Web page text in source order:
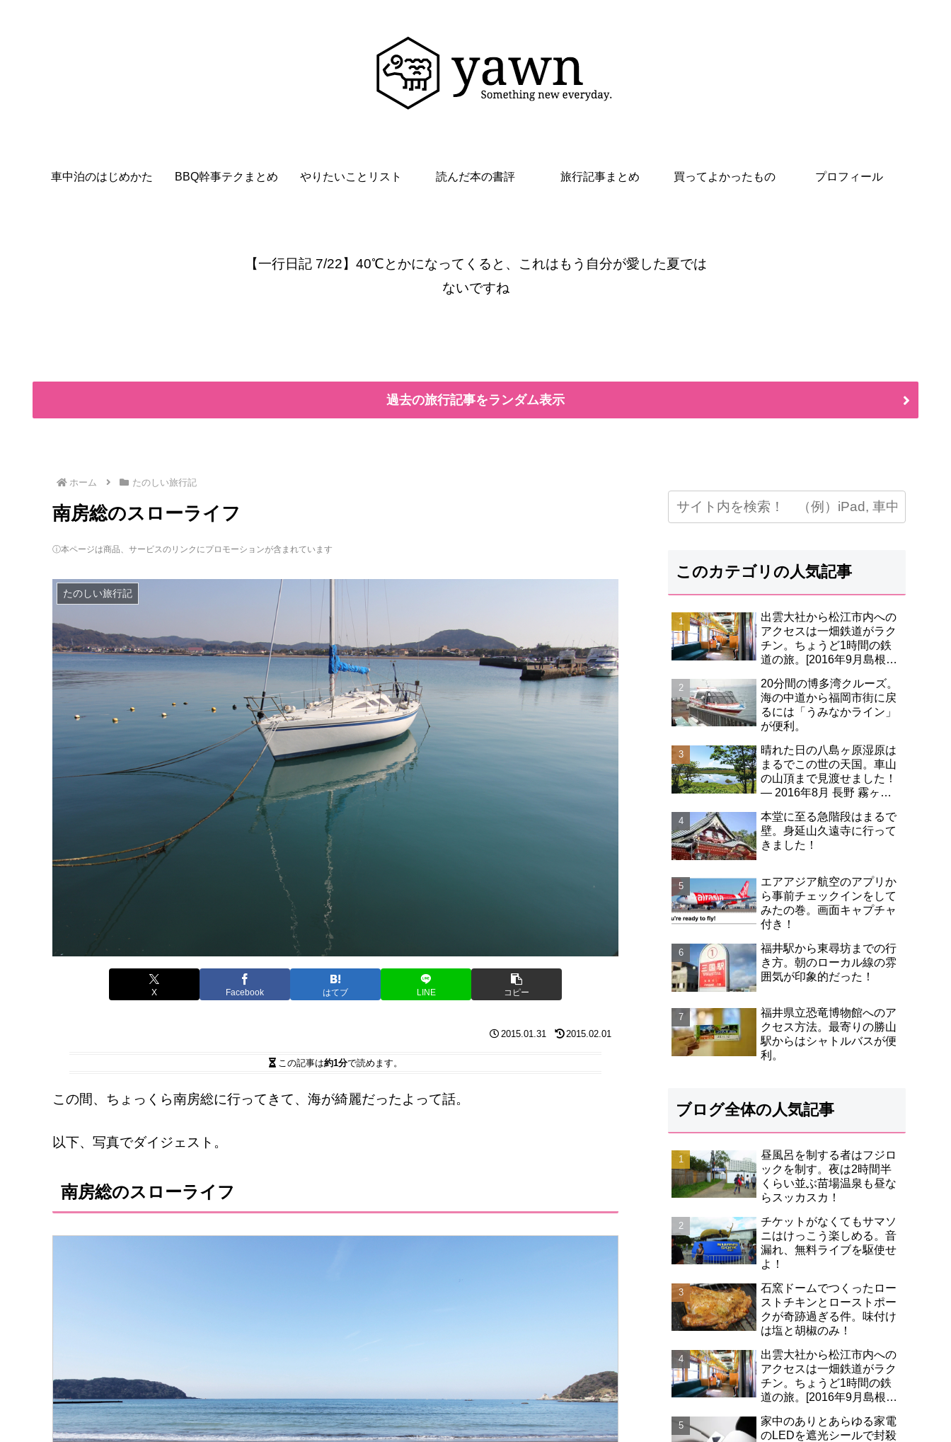
車中泊のはじめかた BBQ幹事テクまとめ やりたいことリスト 読んだ本の書評 旅行記事まとめ 買ってよかったもの プロフィール
【一行日記 7/22】40℃とかになってくると、これはもう自分が愛した夏では
ないですね
過去の旅行記事をランダム表示
ホーム たのしい旅行記
南房総のスローライフ
ⓘ本ページは商品、サービスのリンクにプロモーションが含まれています
たのしい旅行記
X Facebook はてブ LINE コピー
2015.01.31 2015.02.01
この記事は約1分で読めます。
この間、ちょっくら南房総に行ってきて、海が綺麗だったよって話。
以下、写真でダイジェスト。
南房総のスローライフ
このカテゴリの人気記事
出雲大社から松江市内への
アクセスは一畑鉄道がラク
チン。ちょうど1時間の鉄
道の旅。[2016年9月島根旅
20分間の博多湾クルーズ。
海の中道から福岡市街に戻
るには「うみなかライン」
が便利。
晴れた日の八島ヶ原湿原は
まるでこの世の天国。車山
の山頂まで見渡せました！
― 2016年8月 長野 霧ヶ峰
本堂に至る急階段はまるで
壁。身延山久遠寺に行って
きました！
エアアジア航空のアプリか
ら事前チェックインをして
みたの巻。画面キャプチャ
付き！
福井駅から東尋坊までの行
き方。朝のローカル線の雰
囲気が印象的だった！
福井県立恐竜博物館へのア
クセス方法。最寄りの勝山
駅からはシャトルバスが便
利。
ブログ全体の人気記事
昼風呂を制する者はフジロ
ックを制す。夜は2時間半
くらい並ぶ苗場温泉も昼な
らスッカスカ！
チケットがなくてもサマソ
ニはけっこう楽しめる。音
漏れ、無料ライブを駆使せ
よ！
石窯ドームでつくったロー
ストチキンとローストポー
クが奇跡過ぎる件。味付け
は塩と胡椒のみ！
出雲大社から松江市内への
アクセスは一畑鉄道がラク
チン。ちょうど1時間の鉄
道の旅。[2016年9月島根旅
家中のありとあらゆる家電
のLEDを遮光シールで封殺